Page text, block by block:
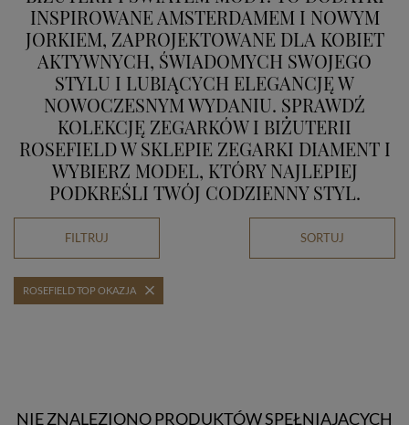
INSPIROWANE AMSTERDAMEM I NOWYM
JORKIEM, ZAPROJEKTOWANE DLA KOBIET
AKTYWNYCH, ŚWIADOMYCH SWOJEGO
STYLU I LUBIĄCYCH ELEGANCJĘ W
NOWOCZESNYM WYDANIU. SPRAWDŹ
KOLEKCJĘ ZEGARKÓW I BIŻUTERII
ROSEFIELD W SKLEPIE ZEGARKI DIAMENT I
WYBIERZ MODEL, KTÓRY NAJLEPIEJ
PODKREŚLI TWÓJ CODZIENNY STYL.
FILTRUJ SORTUJ
ROSEFIELD TOP OKAZJA
NIE ZNALEZIONO PRODUKTÓW SPEŁNIAJĄCYCH